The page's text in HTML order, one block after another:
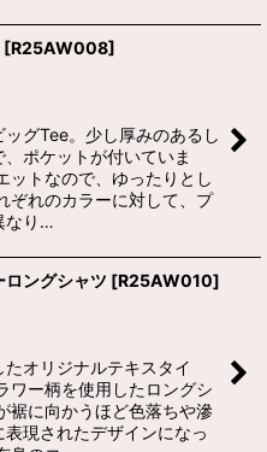
[R25AW008]
グTee。少し厚みのあるし
ポケットが付いていま
ットなので、ゆったりとし
ぞれのカラーに対して、プ
なり…
ロングシャツ [R25AW010]
オリジナルテキスタイ
ワー柄を使用したロングシ
裾に向かうほど色落ちや滲
現されたデザインになっ